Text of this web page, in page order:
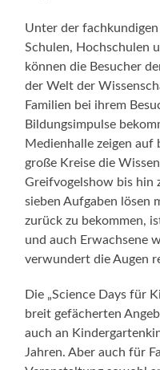
Unter der
Schulen, Hochschulen
können die Besucher
der Welt der
Familien bei ihrem
Bildungsimpulse
Medienhalle zeigen auf
große Kreise die
Greifvogelshow bis hin
sieben Aufgaben lösen
zurück zu bekommen,
und auch Erwachsene
verwundert die Augen
Die „Science Days für
breit gefächerten
auch an
Jahren. Aber auch für